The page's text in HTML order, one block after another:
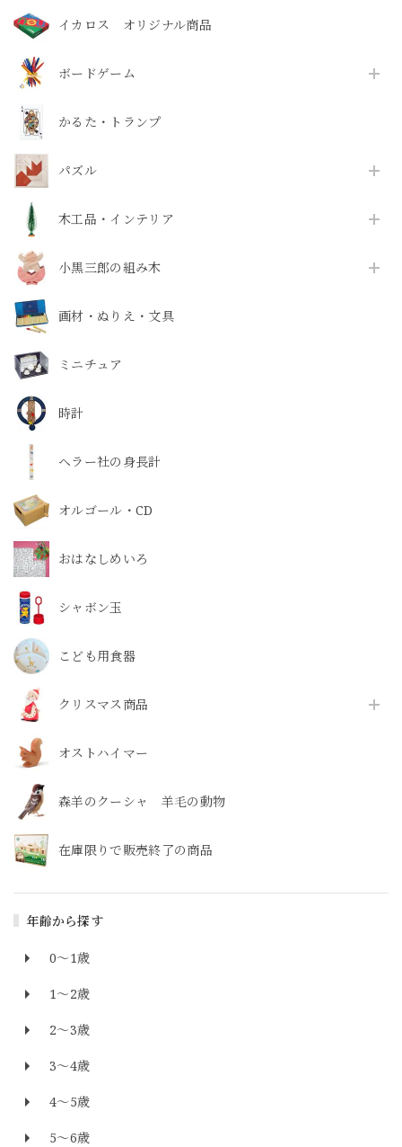
イカロス オリジナル商品
ボードゲーム
かるた・トランプ
パズル
木工品・インテリア
小黒三郎の組み木
画材・ぬりえ・文具
ミニチュア
時計
ヘラー社の身長計
オルゴール・CD
おはなしめいろ
シャボン玉
こども用食器
クリスマス商品
オストハイマー
森羊のクーシャ 羊毛の動物
在庫限りで販売終了の商品
年齢から探す
0～1歳
1～2歳
2～3歳
3～4歳
4～5歳
5～6歳